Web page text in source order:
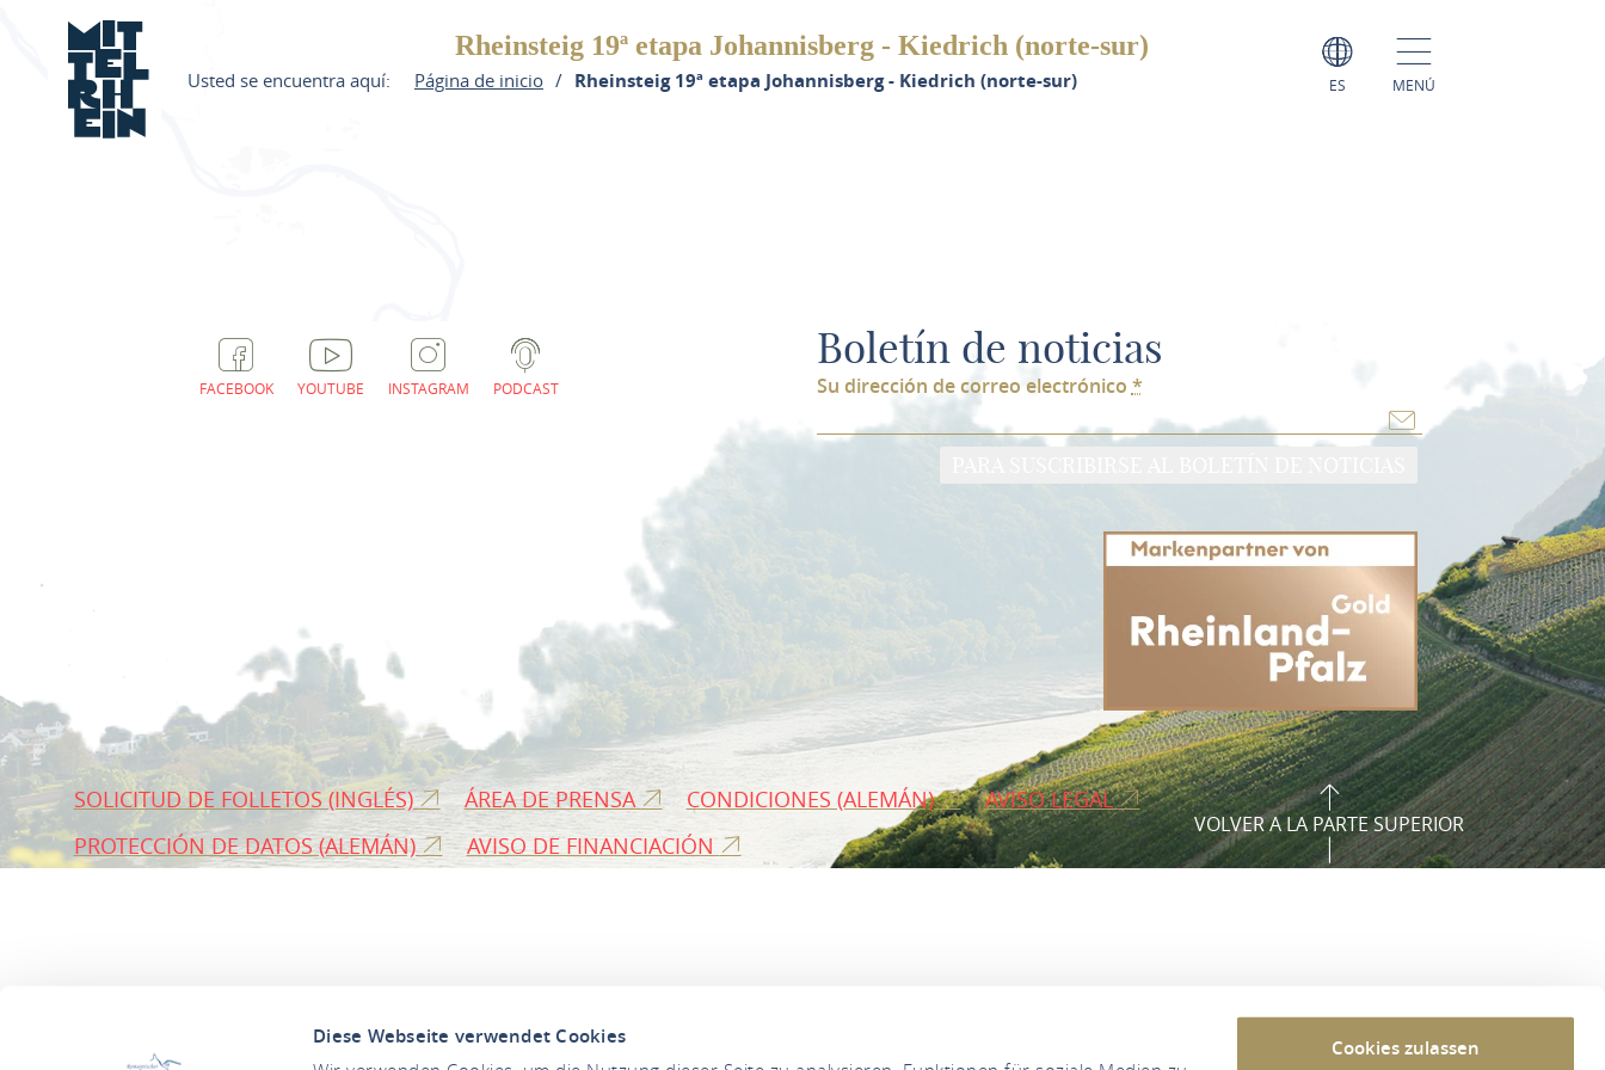
Diese Webseite verwendet Cookies Cookies zulassen
ES MENÚ
Rheinsteig 19ª etapa Johannisberg - Kiedrich (norte-sur)
Usted se encuentra aquí: Página de inicio Rheinsteig 19ª etapa Johannisberg - Kiedrich (norte-sur)
FACEBOOK YOUTUBE INSTAGRAM PODCAST
Boletín de noticias
Su dirección de correo electrónico *
SOLICITUD DE FOLLETOS (INGLÉS) ÁREA DE PRENSA CONDICIONES (ALEMÁN)
AVISO LEGAL
PROTECCIÓN DE DATOS (ALEMÁN)
AVISO DE FINANCIACIÓN
VOLVER A LA PARTE SUPERIOR